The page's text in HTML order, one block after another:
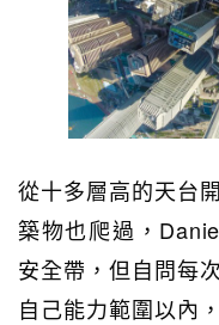
從十多層高的天台
築物也爬過，
安全帶，但自問每
自己能力範圍以內